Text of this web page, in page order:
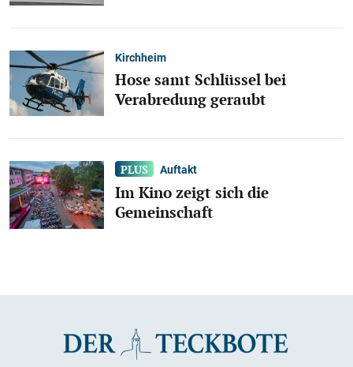
Kirchheim
Hose samt Schlüssel bei
Verabredung geraubt
Auftakt
Im Kino zeigt sich die
Gemeinschaft